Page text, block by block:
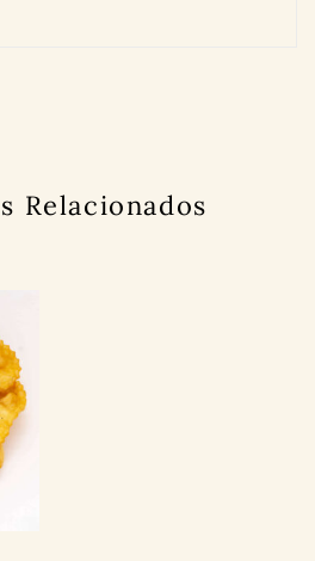
Relacionados